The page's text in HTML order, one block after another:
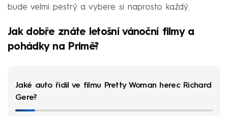
bude velmi pestrý a vybere si naprosto každý.
Jak dobře znáte letošní vánoční filmy a
pohádky na Primě?
Jaké auto řídil ve filmu Pretty Woman herec Richard
Gere?